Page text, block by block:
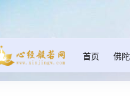
首页 佛